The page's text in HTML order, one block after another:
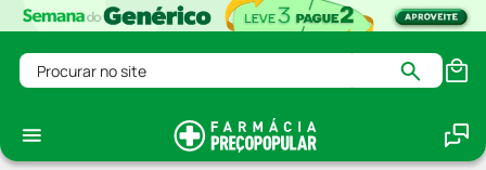
Procurar no site